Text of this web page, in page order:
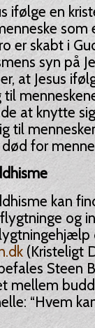
ifølge en
som
er skabt i
syn på
at Jesus
at knytte
til
for
kan
og
(Kristeligt
Steen
mellem
“Hvem